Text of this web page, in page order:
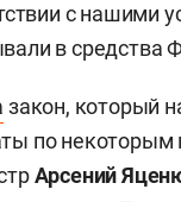
с нашими
в средства
закон, который
по некоторым
Арсений